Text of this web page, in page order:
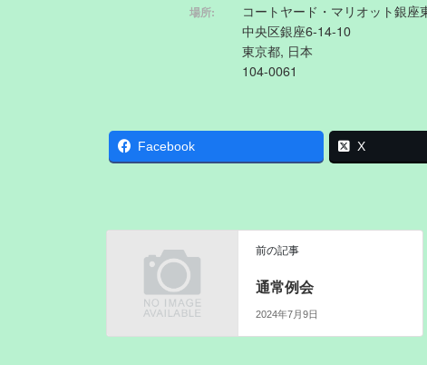
場所:
コートヤード・マリオット銀
中央区銀座6-14-10
東京都, 日本
104-0061
Facebook X
前の記事
通常例会
2024年7月9日